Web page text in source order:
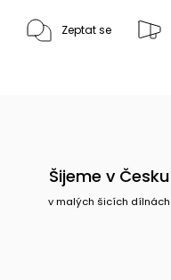
Zeptat se
Šijeme v Česku
v malých šicích dílnách